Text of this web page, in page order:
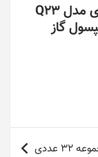
اجاق سفری مدل Q23
گاز